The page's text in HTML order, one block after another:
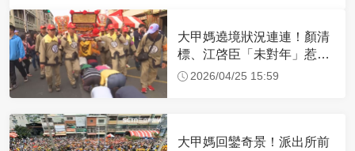
大甲媽遶境狀況連連！顏清
標、江啓臣「未對年」惹
議 命理師說話了
2026/04/25 15:59
大甲媽回鑾奇景！派出所前